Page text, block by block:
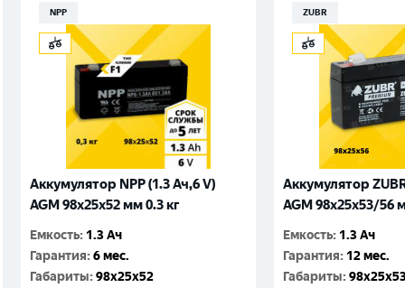
NPP
Аккумулятор NPP (1.3 Ач,6 V)
AGM 98x25x52 мм 0.3 кг
Емкость: 1.3 Ач
Гарантия:6 мес.
Габариты:98x25x52
ZUBR
Аккумулятор
AGM 98x25x53/56
Емкость: 1.3 Ач
Гарантия: 12 мес.
Габариты: